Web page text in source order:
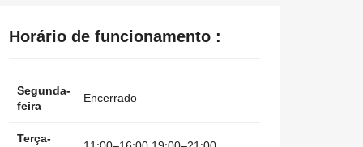
Horário de funcionamento :
Segunda-
feira
Encerrado
Terça-